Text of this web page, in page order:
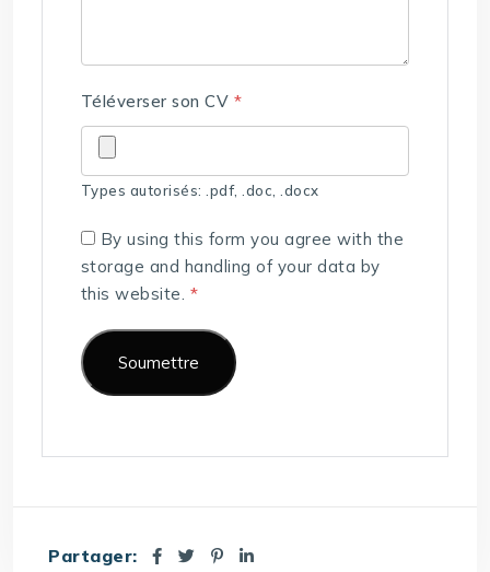
Téléverser son CV *
Types autorisés: .pdf, .doc, .docx
By using this form you agree with the
storage and handling of your data by
this website. *
Partager: